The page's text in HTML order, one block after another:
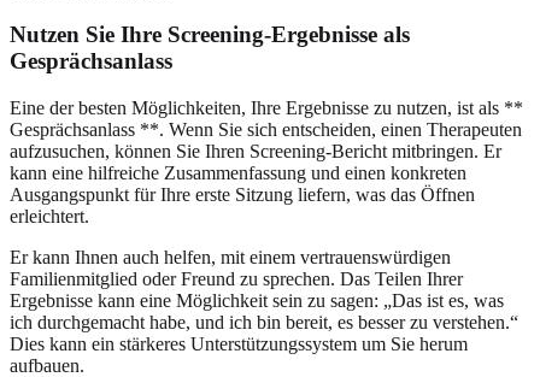
Nutzen Sie Ihre Screening-Ergebnisse als
Gesprächsanlass
Eine der besten Möglichkeiten, Ihre Ergebnisse zu nutzen, ist als **
Gesprächsanlass **. Wenn Sie sich entscheiden, einen Therapeuten
aufzusuchen, können Sie Ihren Screening-Bericht mitbringen. Er
kann eine hilfreiche Zusammenfassung und einen konkreten
Ausgangspunkt für Ihre erste Sitzung liefern, was das Öffnen
erleichtert.
Er kann Ihnen auch helfen, mit einem vertrauenswürdigen
Familienmitglied oder Freund zu sprechen. Das Teilen Ihrer
Ergebnisse kann eine Möglichkeit sein zu sagen: „Das ist es, was
ich durchgemacht habe, und ich bin bereit, es besser zu verstehen.“
Dies kann ein stärkeres Unterstützungssystem um Sie herum
aufbauen.